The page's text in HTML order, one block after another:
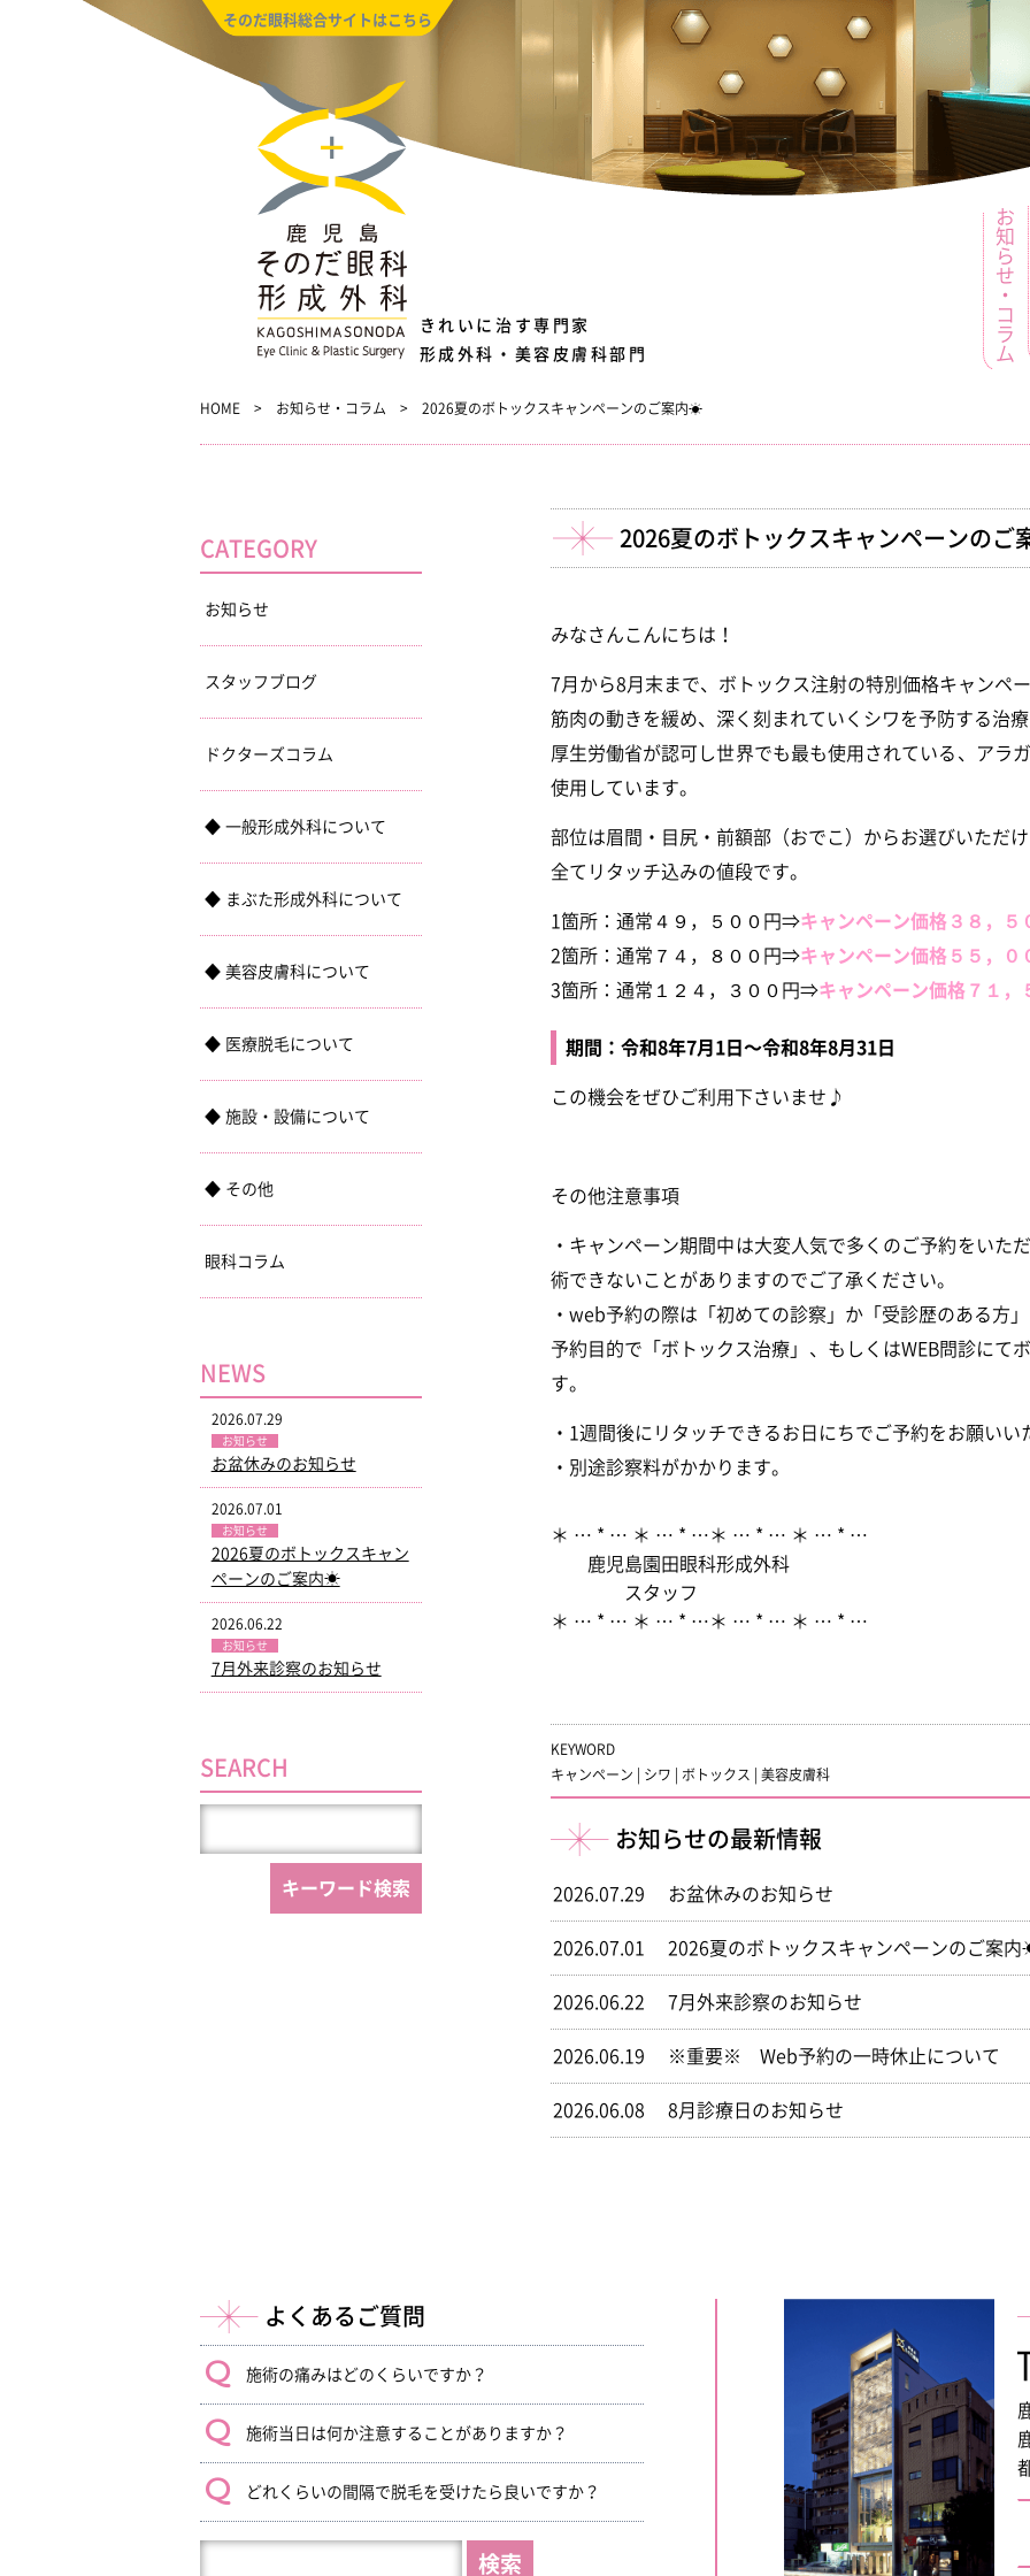
きれいに治す専門家
形成外科・ 美容皮膚科部門
そのだ眼科総合サイトはこちら
お知らせ・コラム
HOME お知らせ・コラム 2026夏のボトックスキャンペーンのご案内☀
2026夏のボトックスキャンペーンのご
みなさんこんにちは！
7月から8月末まで、ボトックス注射の特別価格キャンペ
筋肉の動きを緩め、深く刻まれていくシワを予防する治
厚生労働省が認可し世界でも最も使用されている、アラ
使用しています。
部位は眉間・目尻・前額部（おでこ）からお選びいただ
全てリタッチ込みの値段です。
1箇所：通常４９，５００円⇒キャンペーン価格３８，５
2箇所：通常７４，８００円⇒キャンペーン価格５５，０
3箇所：通常１２４，３００円⇒キャンペーン価格７１，
期間：令和8年7月1日〜令和8年8月31日
この機会をぜひご利用下さいませ♪
その他注意事項
・キャンペーン期間中は大変人気で多くのご予約をいた
術できないことがありますのでご了承ください。
・web予約の際は「初めての診察」か「受診歴のある方
予約目的で「ボトックス治療」、もしくはWEB問診にて
す。
・1週間後にリタッチできるお日にちでご予約をお願いい
・別途診察料がかかります。
＊ … * … ＊ … * …＊ … * … ＊ … * …
鹿児島園田眼科形成外科
スタッフ
＊ … * … ＊ … * …＊ … * … ＊ … * …
KEYWORD
キャンペーン
シワ ボトックス 美容皮膚科
お知らせの最新情報
2026.07.29 お盆休みのお知らせ
2026.07.01 2026夏のボトックスキャンペーンのご案
2026.06.22 7月外来診察のお知らせ
2026.06.19 ※重要※ Web予約の一時休止について
2026.06.08 8月診療日のお知らせ
CATEGORY
お知らせ
スタッフブログ
ドクターズコラム
一般形成外科について
まぶた形成外科について
美容皮膚科について
医療脱毛について
施設・設備について
その他
眼科コラム
NEWS
2026.07.29
お知らせ
お盆休みのお知らせ
2026.07.01
お知らせ
2026夏のボトックスキャン
ペーンのご案内☀
2026.06.22
お知らせ
7月外来診察のお知らせ
SEARCH
よくあるご質問
施術の痛みはどのくらいですか？
施術当日は何か注意することがありますか？
どれくらいの間隔で脱毛を受けたら良いですか？
HP